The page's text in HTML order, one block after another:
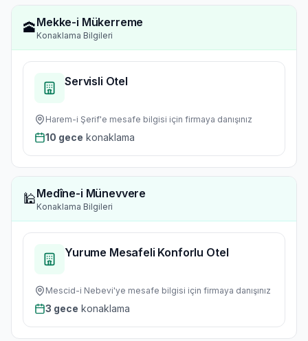
🕋Mekke-i Mükerreme
Konaklama Bilgileri
Servisli Otel
Harem-i Şerif'e mesafe bilgisi için firmaya danışınız
10 gece konaklama
🕌Medîne-i Münevvere
Konaklama Bilgileri
Yurume Mesafeli Konforlu Otel
Mescid-i Nebevi'ye mesafe bilgisi için firmaya danışınız
3 gece konaklama